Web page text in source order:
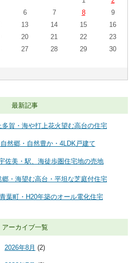
6 7 8
9
13 14 15
16
20 21 22
23
27 28 29
30
最新記事
賀・海や打上花火望む高台の住宅
然郷・自然豊か・4LDK戸建て
佐美・駅、海徒歩圏住宅地の売地
・海望む高台・平坦な芝庭付住宅
葉町・H20年築のオール電化住宅
アーカイブ一覧
2026年8月 (2)